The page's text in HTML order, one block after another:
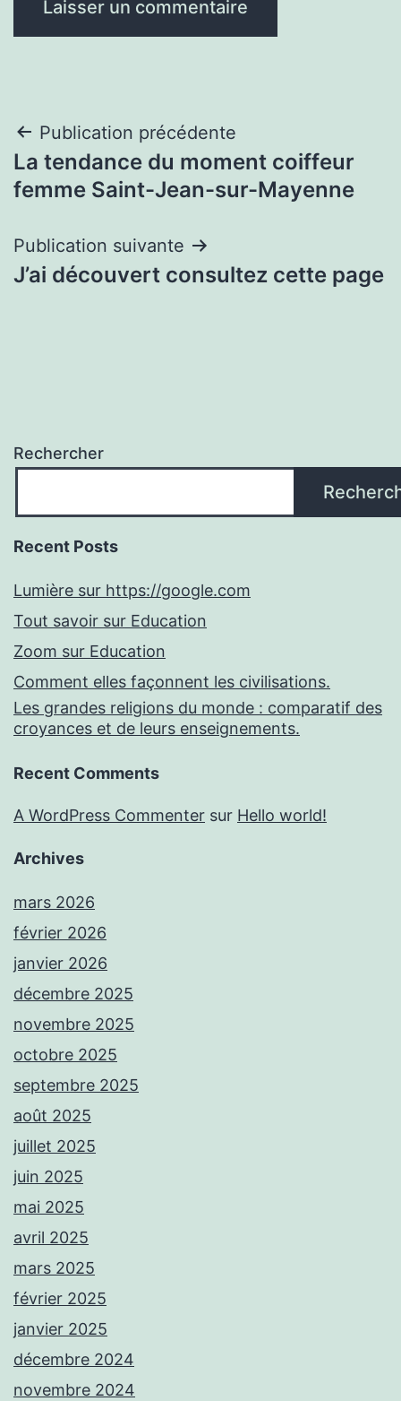
Navigation
de
Publication précédente
La tendance du moment coiffeur
femme Saint-Jean-sur-Mayenne
Publication suivante
J’ai découvert consultez cette page
Rechercher
Recent Posts
Lumière sur https://google.com
Tout savoir sur Education
Zoom sur Education
Comment elles façonnent les civilisations.
Les grandes religions du monde : comparatif des
croyances et de leurs enseignements.
Recent Comments
A WordPress Commenter sur Hello world!
Archives
mars 2026
février 2026
janvier 2026
décembre 2025
novembre 2025
octobre 2025
septembre 2025
août 2025
juillet 2025
juin 2025
mai 2025
avril 2025
mars 2025
février 2025
janvier 2025
décembre 2024
novembre 2024